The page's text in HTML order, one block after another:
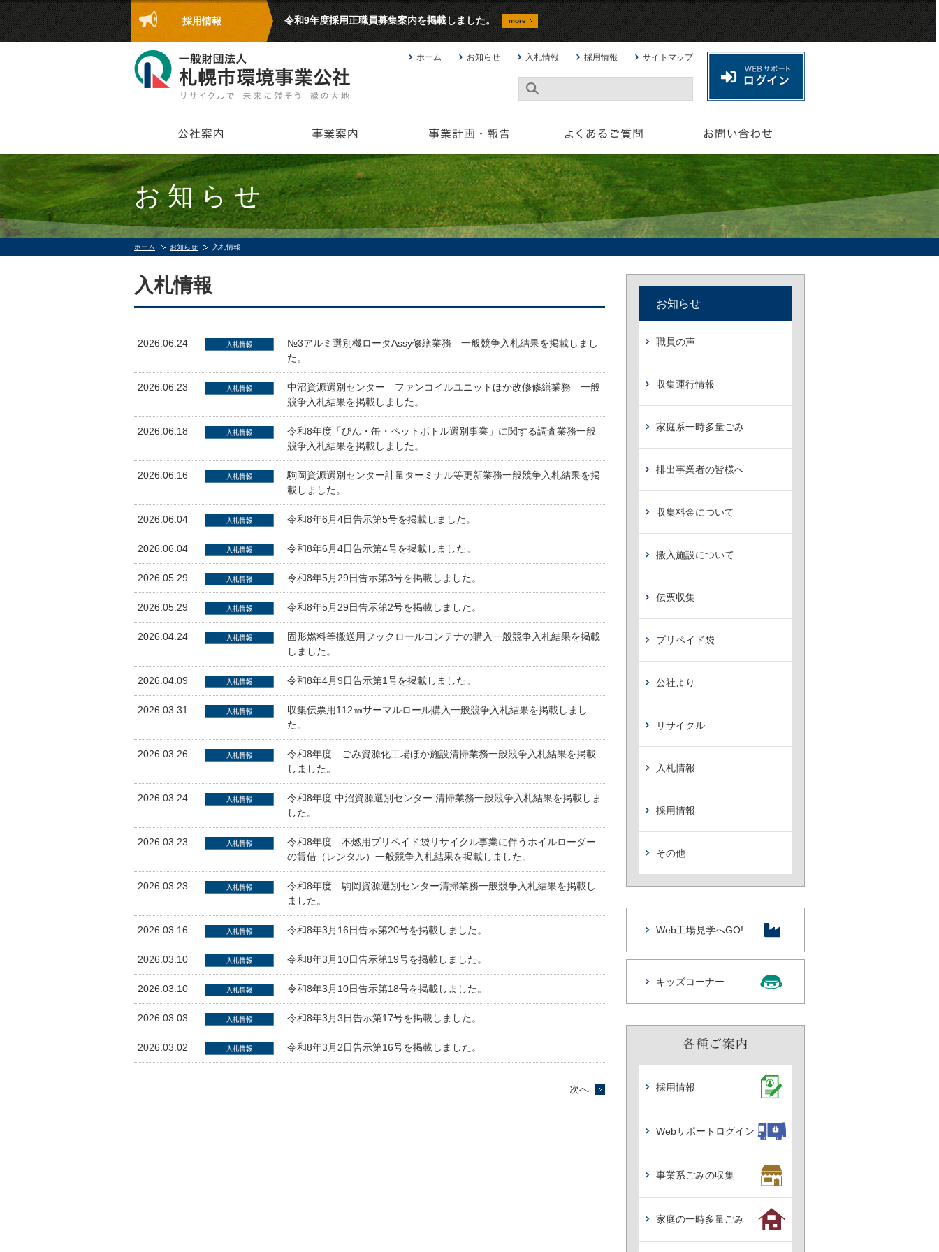
採用情報 令和9年度採用正職員募集案内を掲載しました。 more
ホーム お知らせ 入札情報 採用情報 サイトマップ
お知らせ
ホーム お知らせ 入札情報
入札情報
2026.06.24
№3アルミ選別機ロータAssy修繕業務 一般競争入札結果を掲載しまし
た。
2026.06.23
中沼資源選別センター ファンコイルユニットほか改修修繕業務 一般
競争入札結果を掲載しました。
2026.06.18
令和8年度「びん・缶・ペットボトル選別事業」に関する調査業務一般
競争入札結果を掲載しました。
2026.06.16
駒岡資源選別センター計量ターミナル等更新業務一般競争入札結果を掲
載しました。
2026.06.04 令和8年6月4日告示第5号を掲載しました。
2026.06.04 令和8年6月4日告示第4号を掲載しました。
2026.05.29 令和8年5月29日告示第3号を掲載しました。
2026.05.29 令和8年5月29日告示第2号を掲載しました。
2026.04.24
固形燃料等搬送用フックロールコンテナの購入一般競争入札結果を掲載
しました。
2026.04.09 令和8年4月9日告示第1号を掲載しました。
2026.03.31
収集伝票用112㎜サーマルロール購入一般競争入札結果を掲載しまし
た。
2026.03.26
令和8年度 ごみ資源化工場ほか施設清掃業務一般競争入札結果を掲載
しました。
2026.03.24
令和8年度 中沼資源選別センター 清掃業務一般競争入札結果を掲載しま
した。
2026.03.23
令和8年度 不燃用プリペイド袋リサイクル事業に伴うホイルローダー
の賃借（レンタル）一般競争入札結果を掲載しました。
2026.03.23
令和8年度 駒岡資源選別センター清掃業務一般競争入札結果を掲載し
ました。
2026.03.16 令和8年3月16日告示第20号を掲載しました。
2026.03.10 令和8年3月10日告示第19号を掲載しました。
2026.03.10 令和8年3月10日告示第18号を掲載しました。
2026.03.03 令和8年3月3日告示第17号を掲載しました。
2026.03.02 令和8年3月2日告示第16号を掲載しました。
次へ
お知らせ
職員の声
収集運行情報
家庭系一時多量ごみ
排出事業者の皆様へ
収集料金について
搬入施設について
伝票収集
プリペイド袋
公社より
リサイクル
入札情報
採用情報
その他
Web工場見学へGO!
キッズコーナー
採用情報
Webサポートログイン
事業系ごみの収集
家庭の一時多量ごみ